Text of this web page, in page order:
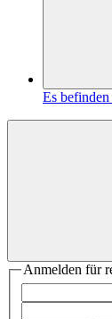
Es
Anmelden für